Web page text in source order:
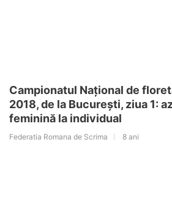
Campionatul Național de
2018, de la București, ziua 1:
feminină la individual
Federatia Romana de Scrima 8 ani